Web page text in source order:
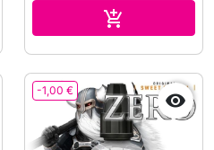

-1,00 € 